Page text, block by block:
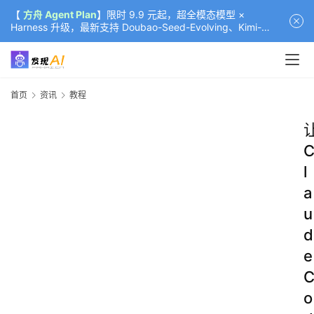
【 方舟 Agent Plan】限时 9.9 元起，超全模态模型 ×
Harness 升级，最新支持 Doubao-Seed-Evolving、Kimi-
K3（部分）、GLM-5.2
首页 资讯 教程
C
l
a
u
d
e
C
o